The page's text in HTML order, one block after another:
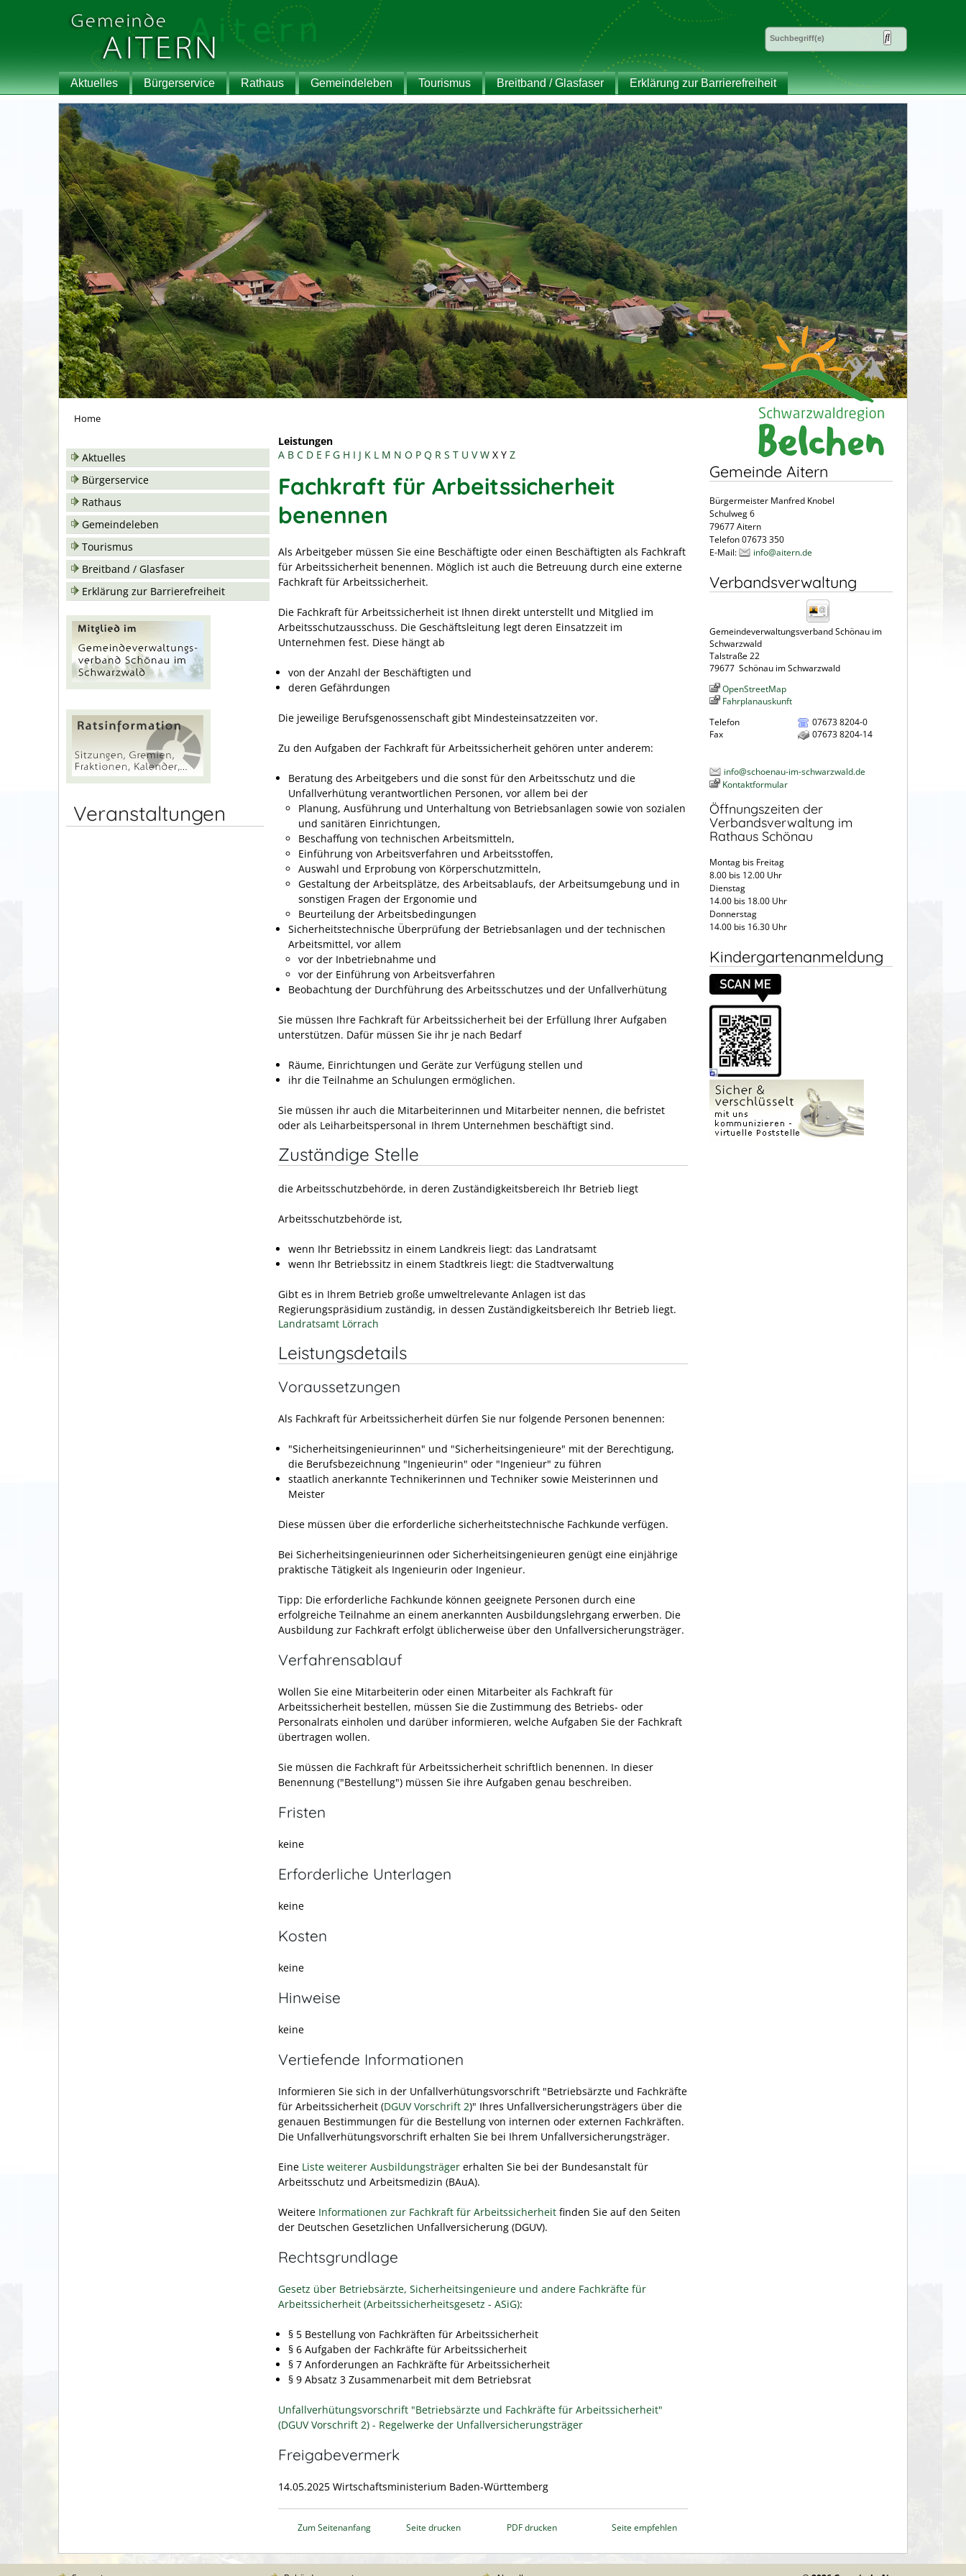
Aktuelles Bürgerservice Rathaus Gemeindeleben Tourismus Breitband / Glasfaser Erklärung zur Barrierefreiheit
Home
Aktuelles
Bürgerservice
Rathaus
Gemeindeleben
Tourismus
Breitband / Glasfaser
Erklärung zur Barrierefreiheit
Veranstaltungen
Leistungen
A B C D E F G H I J K L M N O P Q R S T U V W X Y Z
Fachkraft für Arbeitssicherheit
benennen
Als Arbeitgeber müssen Sie eine Beschäftigte oder einen Beschäftigten als Fachkraft
für Arbeitssicherheit benennen. Möglich ist auch die Betreuung durch eine externe
Fachkraft für Arbeitssicherheit.
Die Fachkraft für Arbeitssicherheit ist Ihnen direkt unterstellt und Mitglied im
Arbeitsschutzausschuss. Die Geschäftsleitung legt deren Einsatzzeit im
Unternehmen fest. Diese hängt ab
von der Anzahl der Beschäftigten und
deren Gefährdungen
Die jeweilige Berufsgenossenschaft gibt Mindesteinsatzzeiten vor.
Zu den Aufgaben der Fachkraft für Arbeitssicherheit gehören unter anderem:
Beratung des Arbeitgebers und die sonst für den Arbeitsschutz und die
Unfallverhütung verantwortlichen Personen, vor allem bei der
Planung, Ausführung und Unterhaltung von Betriebsanlagen sowie von sozialen
und sanitären Einrichtungen,
Beschaffung von technischen Arbeitsmitteln,
Einführung von Arbeitsverfahren und Arbeitsstoffen,
Auswahl und Erprobung von Körperschutzmitteln,
Gestaltung der Arbeitsplätze, des Arbeitsablaufs, der Arbeitsumgebung und in
sonstigen Fragen der Ergonomie und
Beurteilung der Arbeitsbedingungen
Sicherheitstechnische Überprüfung der Betriebsanlagen und der technischen
Arbeitsmittel, vor allem
vor der Inbetriebnahme und
vor der Einführung von Arbeitsverfahren
Beobachtung der Durchführung des Arbeitsschutzes und der Unfallverhütung
Sie müssen Ihre Fachkraft für Arbeitssicherheit bei der Erfüllung Ihrer Aufgaben
unterstützen. Dafür müssen Sie ihr je nach Bedarf
Räume, Einrichtungen und Geräte zur Verfügung stellen und
ihr die Teilnahme an Schulungen ermöglichen.
Sie müssen ihr auch die Mitarbeiterinnen und Mitarbeiter nennen, die befristet
oder als Leiharbeitspersonal in Ihrem Unternehmen beschäftigt sind.
Zuständige Stelle
die Arbeitsschutzbehörde, in deren Zuständigkeitsbereich Ihr Betrieb liegt
Arbeitsschutzbehörde ist,
wenn Ihr Betriebssitz in einem Landkreis liegt: das Landratsamt
wenn Ihr Betriebssitz in einem Stadtkreis liegt: die Stadtverwaltung
Gibt es in Ihrem Betrieb große umweltrelevante Anlagen ist das
Regierungspräsidium zuständig, in dessen Zuständigkeitsbereich Ihr Betrieb liegt.
Landratsamt Lörrach
Leistungsdetails
Voraussetzungen
Als Fachkraft für Arbeitssicherheit dürfen Sie nur folgende Personen benennen:
"Sicherheitsingenieurinnen" und "Sicherheitsingenieure" mit der Berechtigung,
die Berufsbezeichnung "Ingenieurin" oder "Ingenieur" zu führen
staatlich anerkannte Technikerinnen und Techniker sowie Meisterinnen und
Meister
Diese müssen über die erforderliche sicherheitstechnische Fachkunde verfügen.
Bei Sicherheitsingenieurinnen oder Sicherheitsingenieuren genügt eine einjährige
praktische Tätigkeit als Ingenieurin oder Ingenieur.
Tipp: Die erforderliche Fachkunde können geeignete Personen durch eine
erfolgreiche Teilnahme an einem anerkannten Ausbildungslehrgang erwerben. Die
Ausbildung zur Fachkraft erfolgt üblicherweise über den Unfallversicherungsträger.
Verfahrensablauf
Wollen Sie eine Mitarbeiterin oder einen Mitarbeiter als Fachkraft für
Arbeitssicherheit bestellen, müssen Sie die Zustimmung des Betriebs- oder
Personalrats einholen und darüber informieren, welche Aufgaben Sie der Fachkraft
übertragen wollen.
Sie müssen die Fachkraft für Arbeitssicherheit schriftlich benennen. In dieser
Benennung ("Bestellung") müssen Sie ihre Aufgaben genau beschreiben.
Fristen
keine
Erforderliche Unterlagen
keine
Kosten
keine
Hinweise
keine
Vertiefende Informationen
Informieren Sie sich in der Unfallverhütungsvorschrift "Betriebsärzte und Fachkräfte
für Arbeitssicherheit (DGUV Vorschrift 2)" Ihres Unfallversicherungsträgers über die
genauen Bestimmungen für die Bestellung von internen oder externen Fachkräften.
Die Unfallverhütungsvorschrift erhalten Sie bei Ihrem Unfallversicherungsträger.
Eine Liste weiterer Ausbildungsträger erhalten Sie bei der Bundesanstalt für
Arbeitsschutz und Arbeitsmedizin (BAuA).
Weitere Informationen zur Fachkraft für Arbeitssicherheit finden Sie auf den Seiten
der Deutschen Gesetzlichen Unfallversicherung (DGUV).
Rechtsgrundlage
Gesetz über Betriebsärzte, Sicherheitsingenieure und andere Fachkräfte für
Arbeitssicherheit (Arbeitssicherheitsgesetz - ASiG):
§ 5 Bestellung von Fachkräften für Arbeitssicherheit
§ 6 Aufgaben der Fachkräfte für Arbeitssicherheit
§ 7 Anforderungen an Fachkräfte für Arbeitssicherheit
§ 9 Absatz 3 Zusammenarbeit mit dem Betriebsrat
Unfallverhütungsvorschrift "Betriebsärzte und Fachkräfte für Arbeitssicherheit"
(DGUV Vorschrift 2) - Regelwerke der Unfallversicherungsträger
Freigabevermerk
14.05.2025 Wirtschaftsministerium Baden-Württemberg
Zum Seitenanfang Seite drucken PDF drucken Seite empfehlen
Gemeinde Aitern
Bürgermeister Manfred Knobel
Schulweg 6
79677 Aitern
Telefon 07673 350
E-Mail:
info@aitern.de
Verbandsverwaltung
Gemeindeverwaltungsverband Schönau im
Schwarzwald
Talstraße 22
79677 Schönau im Schwarzwald
OpenStreetMap
Fahrplanauskunft
Telefon
07673 8204-0
Fax
07673 8204-14
info@schoenau-im-schwarzwald.de
Kontaktformular
Öffnungszeiten der
Verbandsverwaltung im
Rathaus Schönau
Montag bis Freitag
8.00 bis 12.00 Uhr
Dienstag
14.00 bis 18.00 Uhr
Donnerstag
14.00 bis 16.30 Uhr
Kindergartenanmeldung